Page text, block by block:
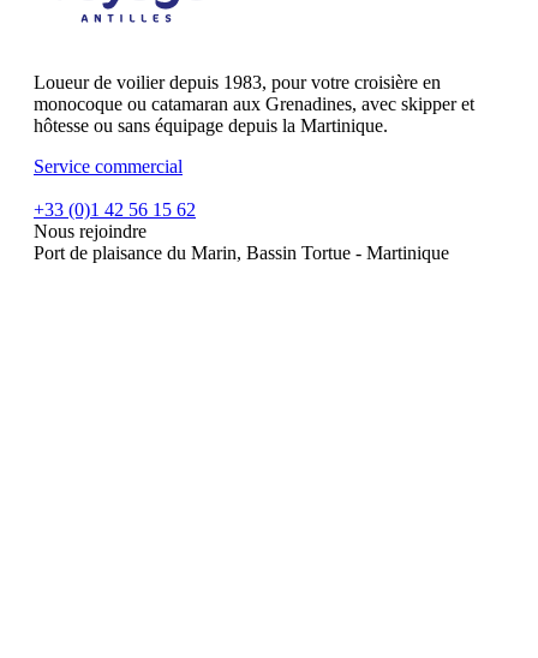
Loueur de voilier depuis 1983, pour votre croisière en
monocoque ou catamaran aux Grenadines, avec skipper et
hôtesse ou sans équipage depuis la Martinique.
Service commercial
+33 (0)1 42 56 15 62
Nous rejoindre
Port de plaisance du Marin, Bassin Tortue - Martinique